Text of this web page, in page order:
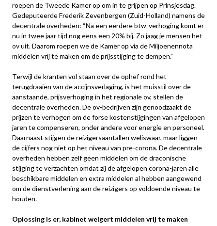
roepen de Tweede Kamer op om in te grijpen op Prinsjesdag.
Gedeputeerde Frederik Zevenbergen (Zuid-Holland) namens de
decentrale overheden: “Na een eerdere btw-verhoging komt er
nu in twee jaar tijd nog eens een 20% bij. Zo jaag je mensen het
ov uit. Daarom roepen we de Kamer op via de Miljoenennota
middelen vrij te maken om de prijsstijging te dempen.”
Terwijl de kranten vol staan over de ophef rond het
terugdraaien van de accijnsverlaging, is het muisstil over de
aanstaande, prijsverhoging in het regionale ov, stellen de
decentrale overheden. De ov-bedrijven zijn genoodzaakt de
prijzen te verhogen om de forse kostenstijgingen van afgelopen
jaren te compenseren, onder andere voor energie en personeel.
Daarnaast stijgen de reizigersaantallen weliswaar, maar liggen
de cijfers nog niet op het niveau van pre-corona. De decentrale
overheden hebben zelf geen middelen om de draconische
stijging te verzachten omdat zij de afgelopen corona-jaren alle
beschikbare middelen en extra middelen al hebben aangewend
om de dienstverlening aan de reizigers op voldoende niveau te
houden.
Oplossing is er, kabinet weigert middelen vrij te maken